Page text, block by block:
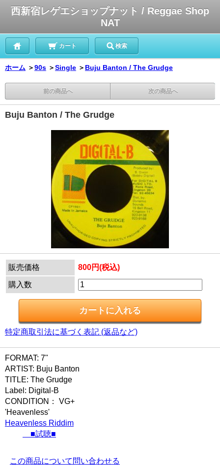
西新宿レゲエショップナット / Reggae Shop
NAT
カート 検索
ホーム ＞90s ＞Single ＞ Buju Banton / The Grudge
前の商品へ 次の商品へ
Buju Banton / The Grudge
販売価格 800円(税込)
購入数
特定商取引法に基づく表記 (返品など)
FORMAT: 7"
ARTIST: Buju Banton
TITLE: The Grudge
Label: Digital-B
CONDITION： VG+
'Heavenless'
Heavenless Riddim
■試聴■
この商品について問い合わせる